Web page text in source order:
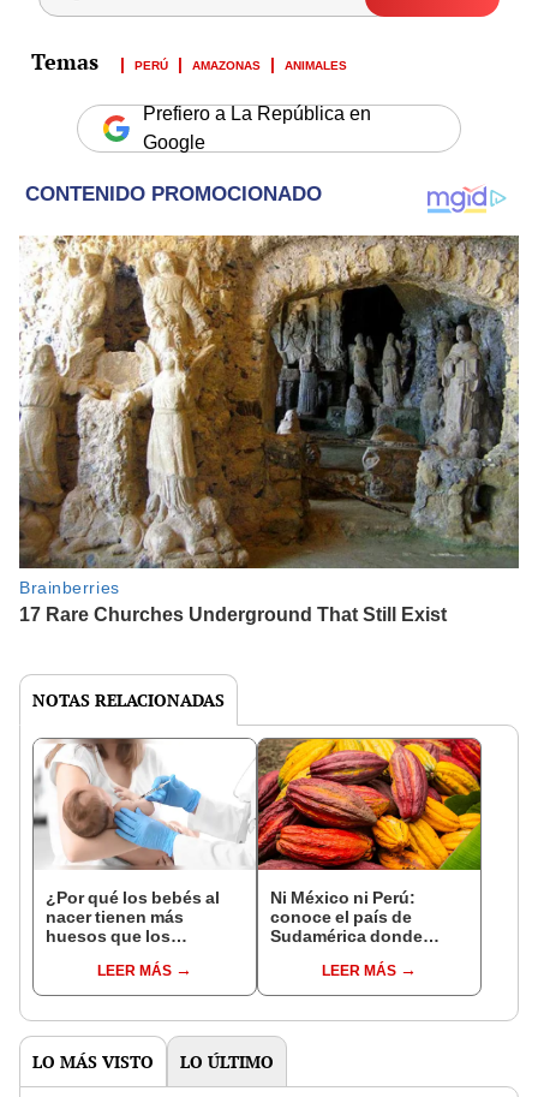
PERÚ AMAZONAS ANIMALES
Prefiero a La República en
Google
NOTAS RELACIONADAS
¿Por qué los bebés al
nacer tienen más
huesos que los
LEER MÁS
Ni México ni Perú:
conoce el país de
Sudamérica donde
estudioLEER MÁS
LO MÁS VISTO LO ÚLTIMO